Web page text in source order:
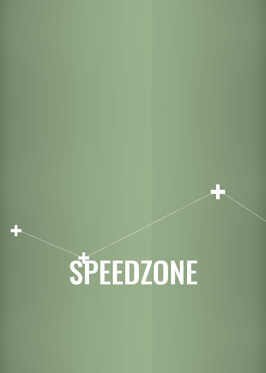
SPEEDZONE